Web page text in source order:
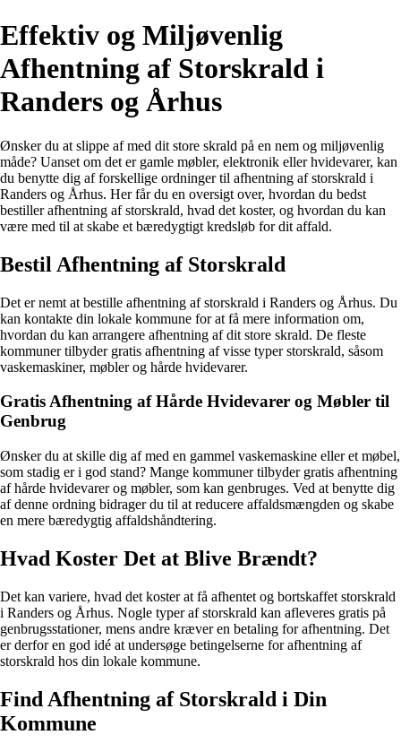
Effektiv og Miljøvenlig
Afhentning af Storskrald i
Randers og Århus
Ønsker du at slippe af med dit store skrald på en nem og miljøvenlig
måde? Uanset om det er gamle møbler, elektronik eller hvidevarer, kan
du benytte dig af forskellige ordninger til afhentning af storskrald i
Randers og Århus. Her får du en oversigt over, hvordan du bedst
bestiller afhentning af storskrald, hvad det koster, og hvordan du kan
være med til at skabe et bæredygtigt kredsløb for dit affald.
Bestil Afhentning af Storskrald
Det er nemt at bestille afhentning af storskrald i Randers og Århus. Du
kan kontakte din lokale kommune for at få mere information om,
hvordan du kan arrangere afhentning af dit store skrald. De fleste
kommuner tilbyder gratis afhentning af visse typer storskrald, såsom
vaskemaskiner, møbler og hårde hvidevarer.
Gratis Afhentning af Hårde Hvidevarer og Møbler til
Genbrug
Ønsker du at skille dig af med en gammel vaskemaskine eller et møbel,
som stadig er i god stand? Mange kommuner tilbyder gratis afhentning
af hårde hvidevarer og møbler, som kan genbruges. Ved at benytte dig
af denne ordning bidrager du til at reducere affaldsmængden og skabe
en mere bæredygtig affaldshåndtering.
Hvad Koster Det at Blive Brændt?
Det kan variere, hvad det koster at få afhentet og bortskaffet storskrald
i Randers og Århus. Nogle typer af storskrald kan afleveres gratis på
genbrugsstationer, mens andre kræver en betaling for afhentning. Det
er derfor en god idé at undersøge betingelserne for afhentning af
storskrald hos din lokale kommune.
Find Afhentning af Storskrald i Din
Kommune